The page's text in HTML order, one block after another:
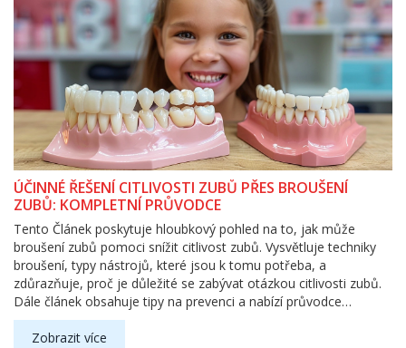
ÚČINNÉ ŘEŠENÍ CITLIVOSTI ZUBŮ PŘES BROUŠENÍ
ZUBŮ: KOMPLETNÍ PRŮVODCE
Tento Článek poskytuje hloubkový pohled na to, jak může
broušení zubů pomoci snížit citlivost zubů. Vysvětluje techniky
broušení, typy nástrojů, které jsou k tomu potřeba, a
zdůrazňuje, proč je důležité se zabývat otázkou citlivosti zubů.
Dále článek obsahuje tipy na prevenci a nabízí průvodce
postupem domácí péče o citlivé zuby.
Zobrazit více